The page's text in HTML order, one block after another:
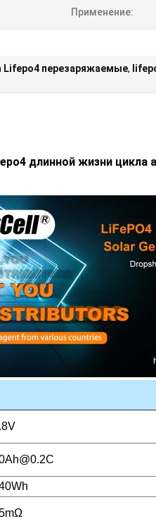
Применение:
Lifepo4 перезаряжаемые,
длинной жизни цикла